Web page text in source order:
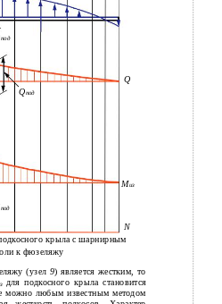
под
Q
Qпод
Mиз
под
N
крыла с шарнирным
к фюзеляжу
(узел 9) является жестким, то
для подкосного крыла становится
можно любым известным методом